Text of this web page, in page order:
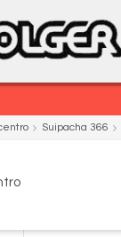
Suipacha 366